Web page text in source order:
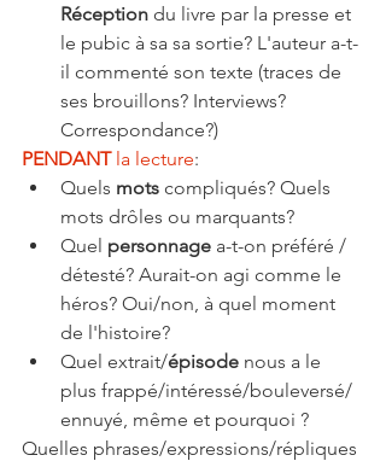
Réception du livre par la presse et
le pubic à sa sa sortie? L'auteur a-t-
il commenté son texte (traces de
ses brouillons? Interviews?
Correspondance?)
PENDANT la lecture:
Quels mots compliqués? Quels
mots drôles ou marquants?
Quel personnage a-t-on préféré /
détesté? Aurait-on agi comme le
héros? Oui/non, à quel moment
de l'histoire?
Quel extrait/épisode nous a le
plus frappé/intéressé/bouleversé/
ennuyé, même et pourquoi ?
Quelles phrases/expressions/répliques